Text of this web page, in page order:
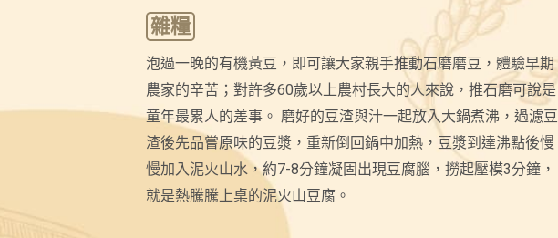
雜糧
泡過一晚的有機黃豆，即可讓大家親手推動石磨磨豆，體驗早期
農家的辛苦；對許多60歲以上農村長大的人來說，推石磨可說是
童年最累人的差事。 磨好的豆渣與汁一起放入大鍋煮沸，過濾豆
渣後先品嘗原味的豆漿，重新倒回鍋中加熱，豆漿到達沸點後慢
慢加入泥火山水，約7-8分鐘凝固出現豆腐腦，撈起壓模3分鐘，
就是熱騰騰上桌的泥火山豆腐。